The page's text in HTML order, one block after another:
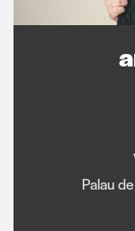
Palau